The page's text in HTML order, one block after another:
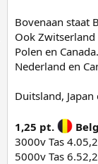
:
Bovenaan staat
Ook
Polen en
Nederland en
Duitsland,
1,25 pt.
3000v Tas
5000v Tas